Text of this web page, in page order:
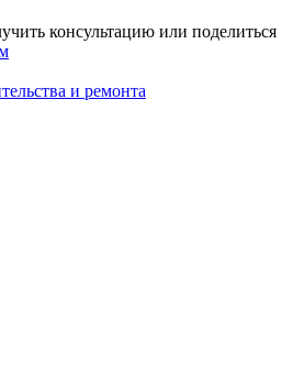
консультацию или поделиться
и ремонта